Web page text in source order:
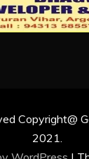
Copyright@
2021.